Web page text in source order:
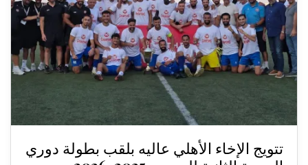
تتويج الإخاء الأهلي عاليه بلقب بطولة دوري